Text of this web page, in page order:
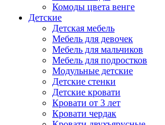
Комоды цвета венге
Детские
Детская мебель
Мебель для девочек
Мебель для мальчиков
Мебель для подростков
Модульные детские
Детские стенки
Детские кровати
Кровати от 3 лет
Кровати чердак